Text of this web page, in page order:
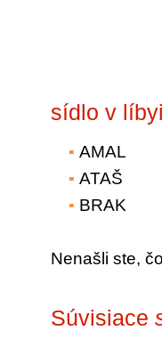
sídlo v
AMAL
ATAŠ
BRAK
Nenašli ste,
Súvisiace